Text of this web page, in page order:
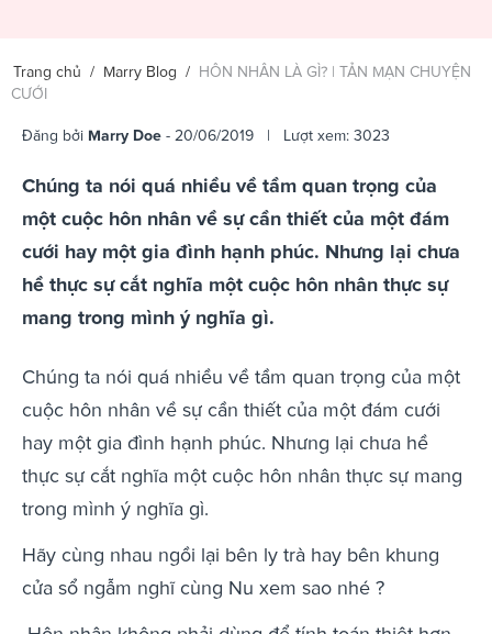
Trang chủ / Marry Blog / HÔN NHÂN LÀ GÌ? | TẢN MẠN CHUYỆN
CƯỚI
Đăng bởi Marry Doe - 20/06/2019 | Lượt xem: 3023
Chúng ta nói quá nhiều về tầm quan trọng của
một cuộc hôn nhân về sự cần thiết của một đám
cưới hay một gia đình hạnh phúc. Nhưng lại chưa
hề thực sự cắt nghĩa một cuộc hôn nhân thực sự
mang trong mình ý nghĩa gì.
Chúng ta nói quá nhiều về tầm quan trọng của một
cuộc hôn nhân về sự cần thiết của một đám cưới
hay một gia đình hạnh phúc. Nhưng lại chưa hề
thực sự cắt nghĩa một cuộc hôn nhân thực sự mang
trong mình ý nghĩa gì.
Hãy cùng nhau ngồi lại bên ly trà hay bên khung
cửa sổ ngẫm nghĩ cùng Nu xem sao nhé ?